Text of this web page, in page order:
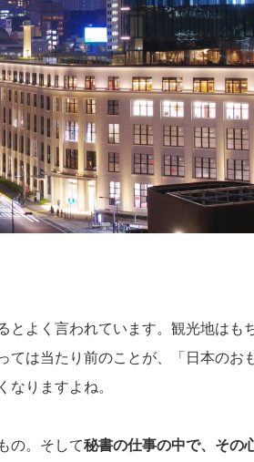
とよく言われています。観光地はも
ては当たり前のことが、「日本のお
りますよね。
の。そして秘書の仕事の中で、その